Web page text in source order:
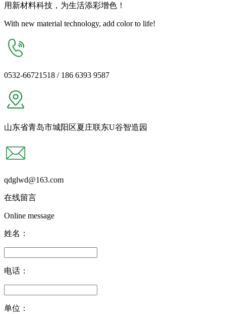
用 新材料科技，为生活添彩增色 ！
With new material technology, add color to life!
0532-66721518 / 186 6393 9587
山东省青岛市城阳区夏庄联东U谷智造园
qdglwd@163.com
在线留言
Online message
姓名：
电话：
单位：